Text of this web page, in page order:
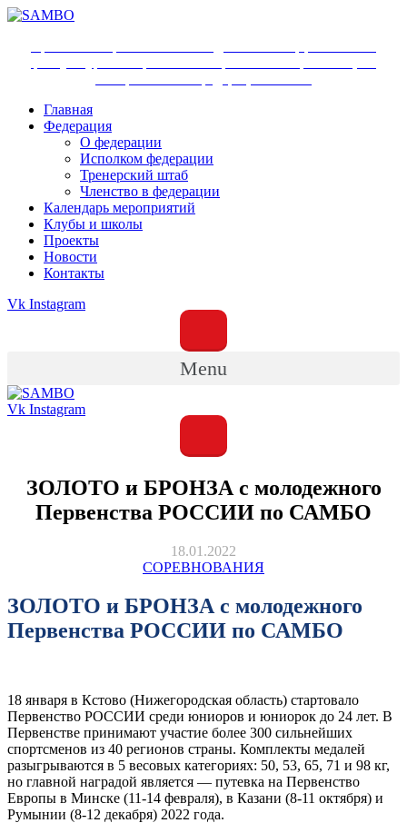
Главная
Федерация
О федерации
Исполком федерации
Тренерский штаб
Членство в федерации
Календарь мероприятий
Клубы и школы
Проекты
Новости
Контакты
Vk Instagram
Menu
Vk Instagram
ЗОЛОТО и БРОНЗА с молодежного
Первенства РОССИИ по САМБО
18.01.2022
СОРЕВНОВАНИЯ
ЗОЛОТО и БРОНЗА с молодежного
Первенства РОССИИ по САМБО
18 января в Кстово (Нижегородская область) стартовало
Первенство РОССИИ среди юниоров и юниорок до 24 лет. В
Первенстве принимают участие более 300 сильнейших
спортсменов из 40 регионов страны. Комплекты медалей
разыгрываются в 5 весовых категориях: 50, 53, 65, 71 и 98 кг,
но главной наградой является — путевка на Первенство
Европы в Минске (11-14 февраля), в Казани (8-11 октября) и
Румынии (8-12 декабря) 2022 года.